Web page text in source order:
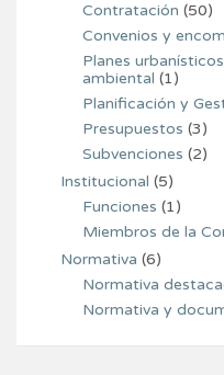
Contratación (50)
Convenios y
Planes
ambiental (1)
Planificación y
Presupuestos (3)
Subvenciones (2)
Institucional (5)
Funciones (1)
Miembros de la
Normativa (6)
Normativa
Normativa y